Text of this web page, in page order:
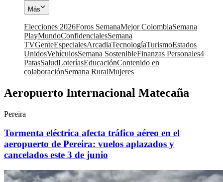
Más
Elecciones 2026Foros SemanaMejor ColombiaSemana
PlayMundoConfidencialesSemana
TVGenteEspecialesArcadiaTecnologíaTurismoEstados
UnidosVehículosSemana SostenibleFinanzas Personales4
PatasSaludLoteríasEducaciónContenido en
colaboraciónSemana RuralMujeres
Aeropuerto Internacional Matecaña
Pereira
Tormenta eléctrica afecta tráfico aéreo en el
aeropuerto de Pereira: vuelos aplazados y
cancelados este 3 de junio